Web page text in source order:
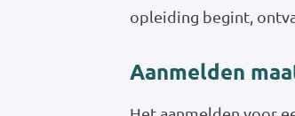
opleiding begint,
Aanmelden